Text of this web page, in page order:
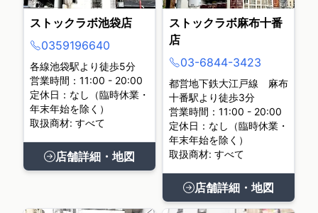
ストックラボ池袋店
0359196640
各線池袋駅より徒歩5分
営業時間：11:00 - 20:00
定休日：なし（臨時休業・
年末年始を除く）
取扱商材: すべて
店舗詳細・地図
ストックラボ麻布十番
店
03-6844-3423
都営地下鉄大江戸線 麻布
十番駅より徒歩3分
営業時間：11:00 - 20:00
定休日：なし（臨時休業・
年末年始を除く）
取扱商材: すべて
店舗詳細・地図